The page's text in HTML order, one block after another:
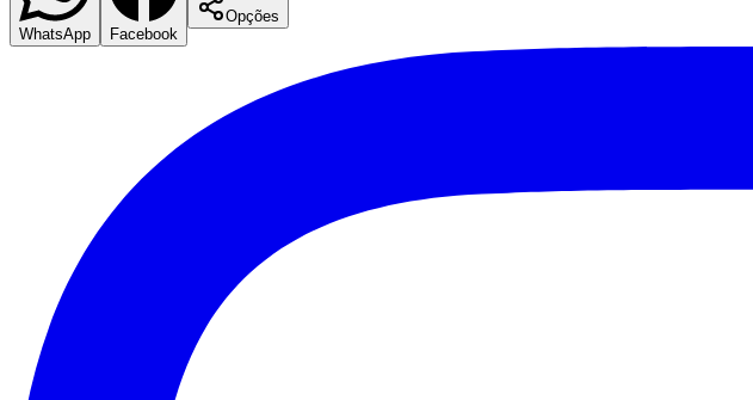
WhatsApp Facebook
Opções